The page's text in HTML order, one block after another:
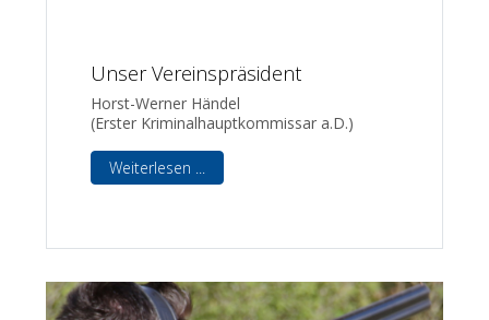
Unser Vereinspräsident
Horst-Werner Händel
(Erster Kriminalhauptkommissar a.D.)
Weiterlesen ...